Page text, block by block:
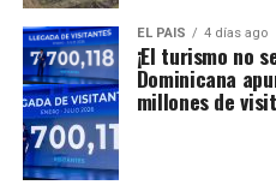
EL PAIS 4 días ago
¡El turismo no
Dominicana
millones de